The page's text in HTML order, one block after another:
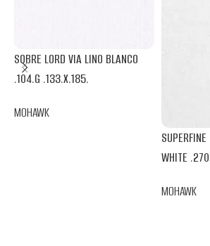
SOBRE LORD VIA LINO BLANCO
.104.G .133.X.185.
MOHAWK
WHITE
MOHAWK